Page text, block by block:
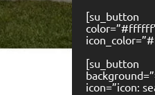
[su_button
[su_button
icon=”icon: